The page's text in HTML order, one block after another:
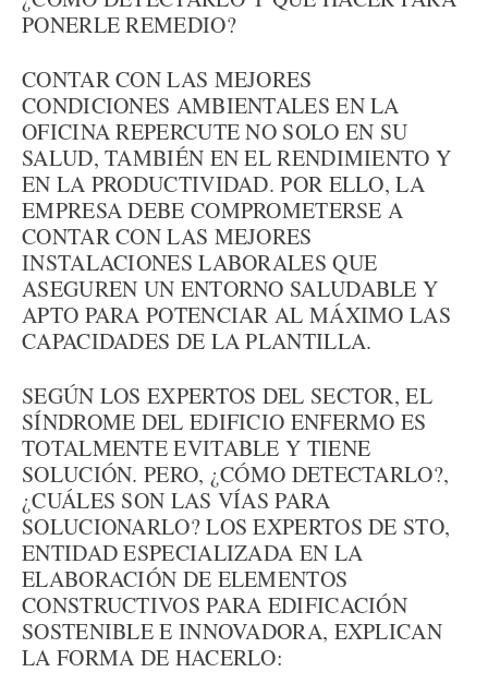
PONERLE REMEDIO?
CONTAR CON LAS MEJORES
CONDICIONES AMBIENTALES EN LA
OFICINA REPERCUTE NO SOLO EN SU
SALUD, TAMBIÉN EN EL RENDIMIENTO Y
EN LA PRODUCTIVIDAD. POR ELLO, LA
EMPRESA DEBE COMPROMETERSE A
CONTAR CON LAS MEJORES
INSTALACIONES LABORALES QUE
ASEGUREN UN ENTORNO SALUDABLE Y
APTO PARA POTENCIAR AL MÁXIMO LAS
CAPACIDADES DE LA PLANTILLA.
SEGÚN LOS EXPERTOS DEL SECTOR, EL
SÍNDROME DEL EDIFICIO ENFERMO ES
TOTALMENTE EVITABLE Y TIENE
SOLUCIÓN. PERO, ¿CÓMO DETECTARLO?,
¿CUÁLES SON LAS VÍAS PARA
SOLUCIONARLO? LOS EXPERTOS DE STO,
ENTIDAD ESPECIALIZADA EN LA
ELABORACIÓN DE ELEMENTOS
CONSTRUCTIVOS PARA EDIFICACIÓN
SOSTENIBLE E INNOVADORA, EXPLICAN
LA FORMA DE HACERLO: